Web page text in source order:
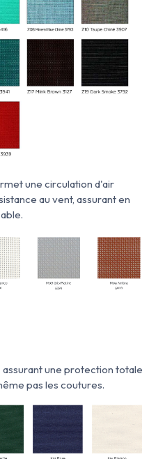
une circulation d'air
au vent, assurant en
une protection totale
pas les coutures.